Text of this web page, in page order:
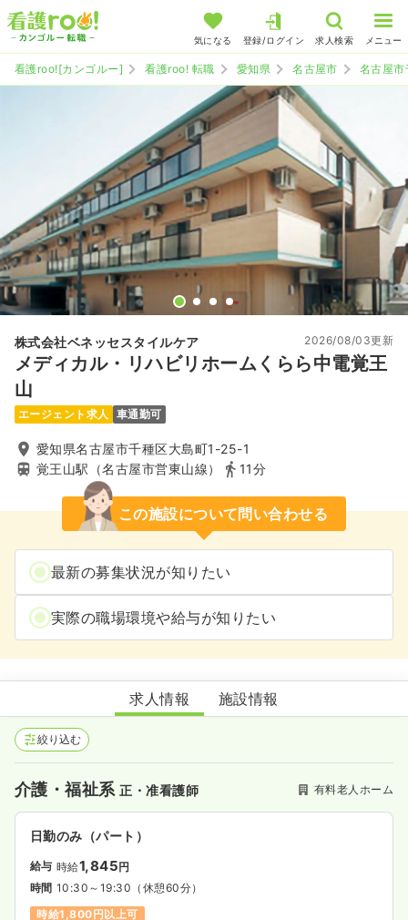
気になる 登録/ログイン 求人検索 メニュー
看護roo![カンゴルー] 看護roo! 転職 愛知県 名古屋市 名古屋市
株式会社ベネッセスタイルケア
メディカル・リハビリホームくらら中電覚王
山
2026/08/03更新
エージェント求人 車通勤可
愛知県名古屋市千種区大島町1-25-1
覚王山駅（名古屋市営東山線）
11分
この施設について問い合わせる
最新の募集状況が知りたい
実際の職場環境や給与が知りたい
メディカル・リハビリホームくらら中電覚王山
求人情報 施設情報
絞り込む
介護・福祉系正・准看護師 有料老人ホーム
日勤のみ（パート）
給与 時給1,845円
時間 10:30～19:30 （休憩60分）
時給1,800円以上可